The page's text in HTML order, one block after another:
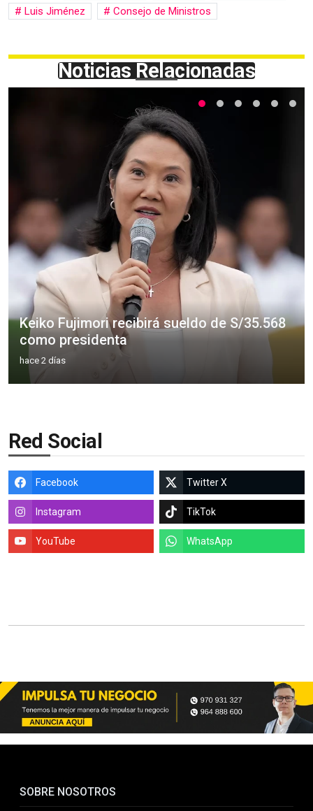
Luis Jiménez
Consejo de Ministros
Noticias Relacionadas
Keiko Fujimori recibirá sueldo de S/35.568
como presidenta
hace 2 días
Red Social
Facebook Twitter X
Instagram TikTok
YouTube WhatsApp
SOBRE NOSOTROS